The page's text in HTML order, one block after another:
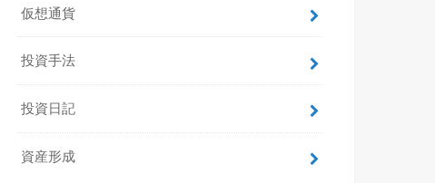
仮想通貨
投資手法
投資日記
資産形成